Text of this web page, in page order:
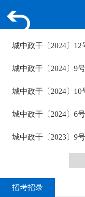
人事任免
招考招录